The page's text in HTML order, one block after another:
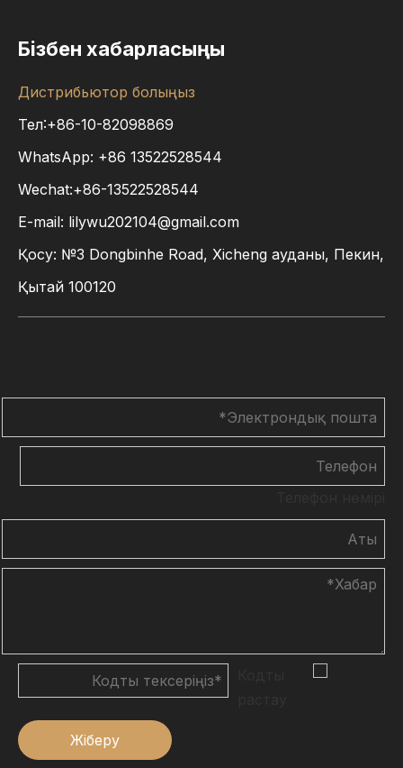
Бізбен хабарласыңы
Дистрибьютор болыңыз
Тел:+86-10-82098869
WhatsApp: +86 13522528544
Wechat:+86-13522528544
E-mail: lilywu202104@gmail.com
Қосу: №3 Dongbinhe Road, Xicheng ауданы, Пекин,
Қытай 100120
Жіберу